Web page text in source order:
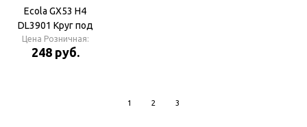
Ecola GX53 H4
DL3901 Круг под
стеклом Белый
блеск/хром
Цена Розничная:
248 руб.
1 2 3